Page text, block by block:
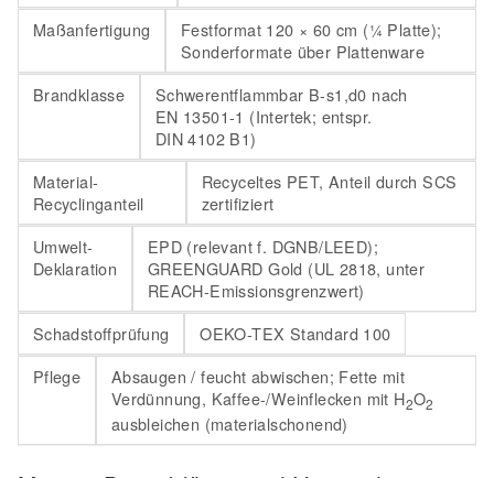
Maßanfertigung
Festformat 120 × 60 cm (¼ Platte);
Sonderformate über Plattenware
Brandklasse
Schwerentflammbar B-s1,d0 nach
EN 13501-1 (Intertek; entspr.
DIN 4102 B1)
Material-
Recyclinganteil
Recyceltes PET, Anteil durch SCS
zertifiziert
Umwelt-
Deklaration
EPD (relevant f. DGNB/LEED);
GREENGUARD Gold (UL 2818, unter
REACH-Emissionsgrenzwert)
Schadstoffprüfung
OEKO-TEX Standard 100
Pflege
Absaugen / feucht abwischen; Fette mit
Verdünnung, Kaffee-/Weinflecken mit H2O2
ausbleichen (materialschonend)